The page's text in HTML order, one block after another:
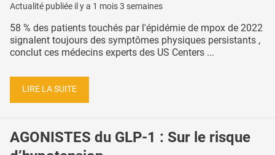
Actualité publiée il y a 1 mois 3 semaines
58 % des patients touchés par l'épidémie de mpox de 2022
signalent toujours des symptômes physiques persistants ,
conclut ces médecins experts des US Centers ...
LIRE LA SUITE
AGONISTES du GLP-1 : Sur le risque